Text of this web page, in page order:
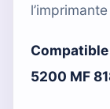
5200 MF